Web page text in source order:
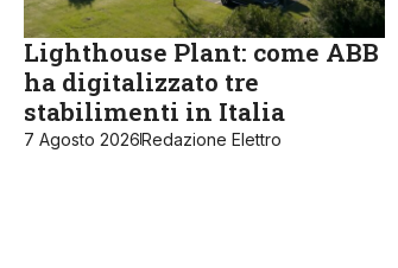
Lighthouse Plant: come ABB
ha digitalizzato tre
stabilimenti in Italia
7 Agosto 2026Redazione Elettro